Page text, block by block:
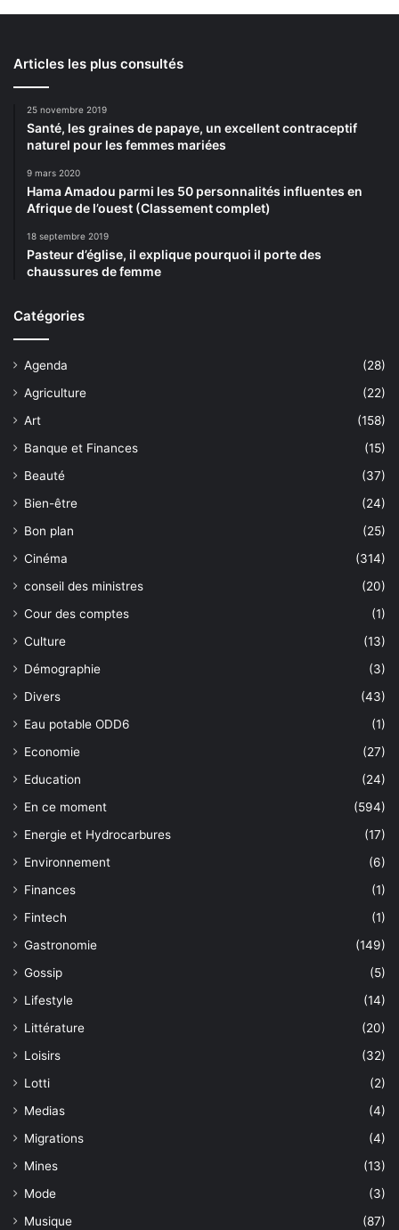
Articles les plus consultés
25 novembre 2019
Santé, les graines de papaye, un excellent contraceptif
naturel pour les femmes mariées
9 mars 2020
Hama Amadou parmi les 50 personnalités influentes en
Afrique de l’ouest (Classement complet)
18 septembre 2019
Pasteur d’église, il explique pourquoi il porte des
chaussures de femme
Catégories
Agenda
(28)
Agriculture
(22)
Art
(158)
Banque et Finances
(15)
Beauté
(37)
Bien-être
(24)
Bon plan
(25)
Cinéma
(314)
conseil des ministres
(20)
Cour des comptes
(1)
Culture
(13)
Démographie
(3)
Divers
(43)
Eau potable ODD6
(1)
Economie
(27)
Education
(24)
En ce moment
(594)
Energie et Hydrocarbures
(17)
Environnement
(6)
Finances
(1)
Fintech
(1)
Gastronomie
(149)
Gossip
(5)
Lifestyle
(14)
Littérature
(20)
Loisirs
(32)
Lotti
(2)
Medias
(4)
Migrations
(4)
Mines
(13)
Mode
(3)
Musique
(87)